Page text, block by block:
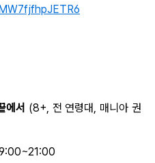
에서 (8+, 전 연령대, 매니아 권